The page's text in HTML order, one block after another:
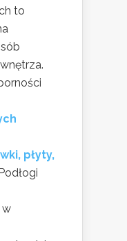
to
płyty,
w